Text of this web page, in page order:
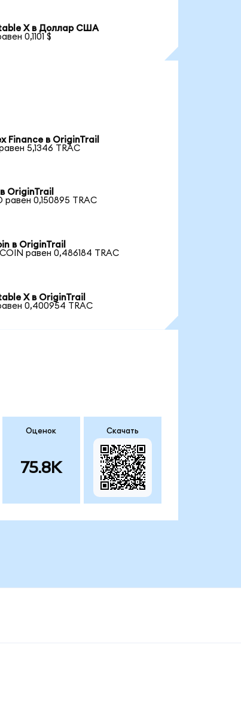
X в Доллар США
0,1101 $
Finance в OriginTrail
5,1346 TRAC
OriginTrail
равен 0,150895 TRAC
в OriginTrail
равен 0,486184 TRAC
X в OriginTrail
0,400954 TRAC
Оценок
75.8K
Скачать